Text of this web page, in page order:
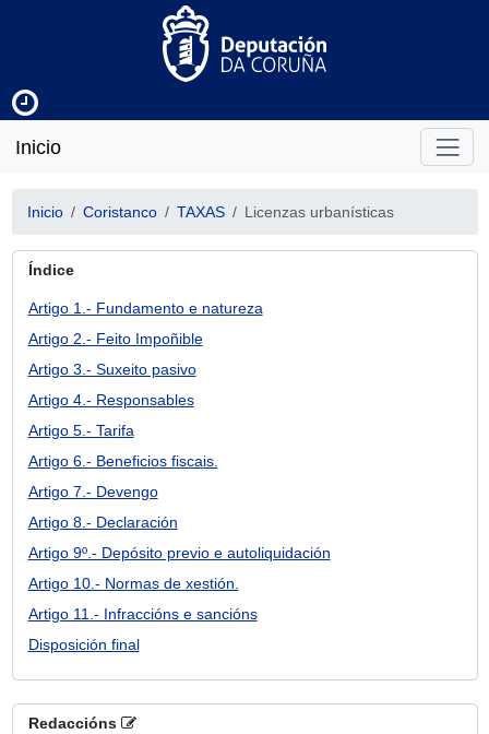
Inicio
Inicio Coristanco TAXAS Licenzas urbanísticas
Índice
Artigo 1.- Fundamento e natureza
Artigo 2.- Feito Impoñible
Artigo 3.- Suxeito pasivo
Artigo 4.- Responsables
Artigo 5.- Tarifa
Artigo 6.- Beneficios fiscais.
Artigo 7.- Devengo
Artigo 8.- Declaración
Artigo 9º.- Depósito previo e autoliquidación
Artigo 10.- Normas de xestión.
Artigo 11.- Infraccións e sancións
Disposición final
Redaccións